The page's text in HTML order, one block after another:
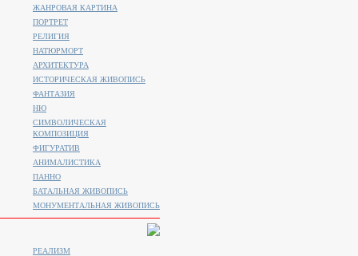
ЖАНРОВАЯ КАРТИНА
ПОРТРЕТ
РЕЛИГИЯ
НАТЮРМОРТ
АРХИТЕКТУРА
ИСТОРИЧЕСКАЯ ЖИВОПИСЬ
ФАНТАЗИЯ
НЮ
СИМВОЛИЧЕСКАЯ
КОМПОЗИЦИЯ
ФИГУРАТИВ
АНИМАЛИСТИКA
ПАННО
БАТАЛЬНАЯ ЖИВОПИСЬ
МОНУМЕНТАЛЬНАЯ ЖИВОПИСЬ
РЕАЛИЗМ